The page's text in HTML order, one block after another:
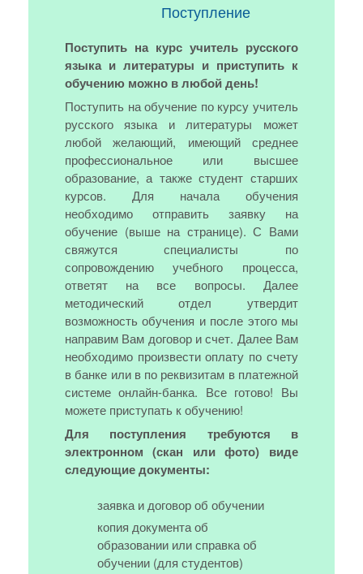
Поступление
Поступить на курс учитель русского
языка и литературы и приступить к
обучению можно в любой день!
Поступить на обучение по курсу учитель
русского языка и литературы может
любой желающий, имеющий среднее
профессиональное или высшее
образование, а также студент старших
курсов. Для начала обучения
необходимо отправить заявку на
обучение (выше на странице). С Вами
свяжутся специалисты по
сопровождению учебного процесса,
ответят на все вопросы. Далее
методический отдел утвердит
возможность обучения и после этого мы
направим Вам договор и счет. Далее Вам
необходимо произвести оплату по счету
в банке или в по реквизитам в платежной
системе онлайн-банка. Все готово! Вы
можете приступать к обучению!
Для поступления требуются в
электронном (скан или фото) виде
следующие документы:
заявка и договор об обучении
копия документа об
образовании или справка об
обучении (для студентов)